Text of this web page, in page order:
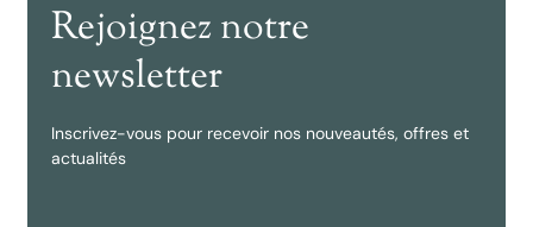
Rejoignez notre
newsletter
Inscrivez-vous pour recevoir nos nouveautés, offres et
actualités